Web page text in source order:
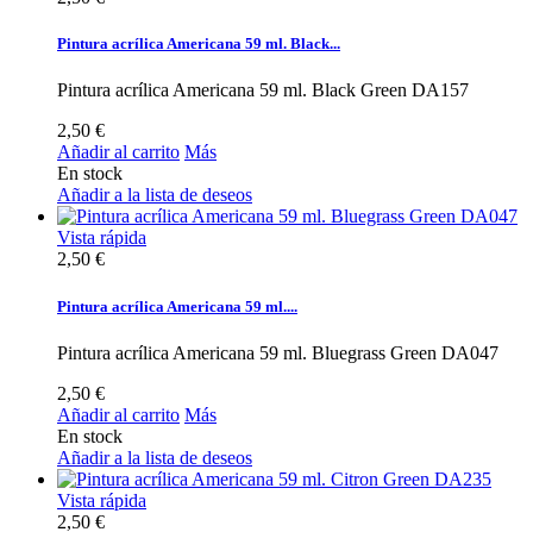
Pintura acrílica Americana 59 ml. Black...
Pintura acrílica Americana 59 ml. Black Green DA157
2,50 €
Añadir al carrito Más
En stock
Añadir a la lista de deseos
Vista rápida
2,50 €
Pintura acrílica Americana 59 ml....
Pintura acrílica Americana 59 ml. Bluegrass Green DA047
2,50 €
Añadir al carrito Más
En stock
Añadir a la lista de deseos
Vista rápida
2,50 €